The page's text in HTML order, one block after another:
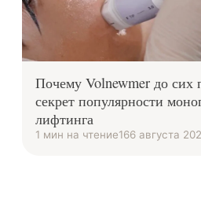
Почему Volnewmer до сих
секрет популярности
лифтинга
1 мин на чтение166 августа